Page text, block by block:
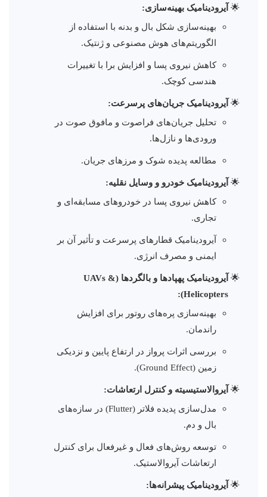
آیرودینامیک بهینه‌سازی:
بهینه‌سازی شکل بال و بدنه با استفاده از
الگوریتم‌های هوش مصنوعی و ژنتیک.
کاهش نیروی پسا و افزایش برا با تغییرات
هندسی کوچک.
آیرودینامیک جریان‌های پرسرعت:
تحلیل جریان‌های فراصوت و مافوق صوت در
ورودی‌ها و نازل‌ها.
مطالعه پدیده شوک و مرزهای جریان.
آیرودینامیک خودرو و وسایل نقلیه:
کاهش نیروی پسا در خودروهای مسابقه‌ای و
تجاری.
آیرودینامیک قطارهای پرسرعت و تأثیر آن بر
ایمنی و مصرف انرژی.
آیرودینامیک پهپادها و بالگردها (UAVs &
Helicopters):
بهینه‌سازی پره‌های روتور برای افزایش
راندمان.
بررسی اثرات پرواز در ارتفاع پایین و نزدیکی
زمین (Ground Effect).
آیروالاستیسیته و کنترل ارتعاشات:
مدل‌سازی پدیده فلاتر (Flutter) در سازه‌های
بال و دم.
توسعه روش‌های فعال و غیرفعال برای کنترل
ارتعاشات آیروالاستیک.
آیرودینامیک پیشرانه‌ها: